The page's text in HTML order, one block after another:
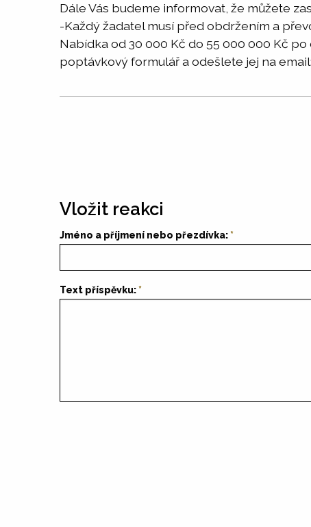
Dále Vás budeme informovat, že můžete
-Každý žadatel musí před obdržením a
Nabídka od 30 000 Kč do 55 000 000 Kč
poptávkový formulář a odešlete jej na
Vložit reakci
Jméno a příjmení nebo přezdívka:
Text příspěvku: